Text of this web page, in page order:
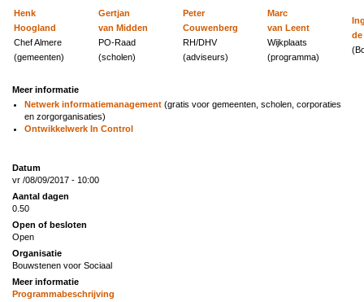
Henk
Hoogland
Chef Almere
(gemeenten)
Gertjan
van Midden
PO-Raad
(scholen)
Peter
Couwenberg
RH/DHV
(adviseurs)
Marc
van Leent
Wijkplaats
(programma)
de
Meer informatie
Netwerk informatiemanagement (gratis voor gemeenten, scholen, corporaties
en zorgorganisaties)
Ontwikkelwerk In Control
Datum
vr /08/09/2017 - 10:00
Aantal dagen
0.50
Open of besloten
Open
Organisatie
Bouwstenen voor Sociaal
Meer informatie
Programmabeschrijving